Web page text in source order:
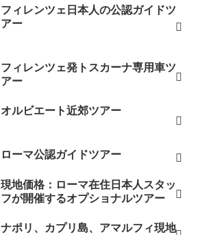
フィレンツェ日本人の公認ガイドツ
アー
フィレンツェ発トスカーナ専用車ツ
アー
オルビエート近郊ツアー
ローマ公認ガイドツアー
現地価格：ローマ在住日本人スタッ
フが開催するオプショナルツアー
ナポリ、カプリ島、アマルフィ現地